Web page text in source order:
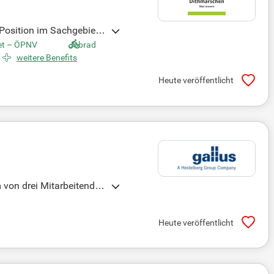
im Sachgebiet
Besoldungsgruppe
Überprüfung der Bil
– ÖPNV
Jobrad
weitere Benefits
Heute veröffentlicht
drei Mitarbeitende
Position
Zudem ve
Heute veröffentlicht